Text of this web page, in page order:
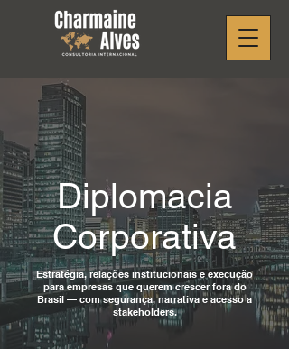
Diplomacia
Corporativa
Estratégia, relações institucionais e execução
para empresas que querem crescer fora do
Brasil — com segurança, narrativa e acesso a
stakeholders.